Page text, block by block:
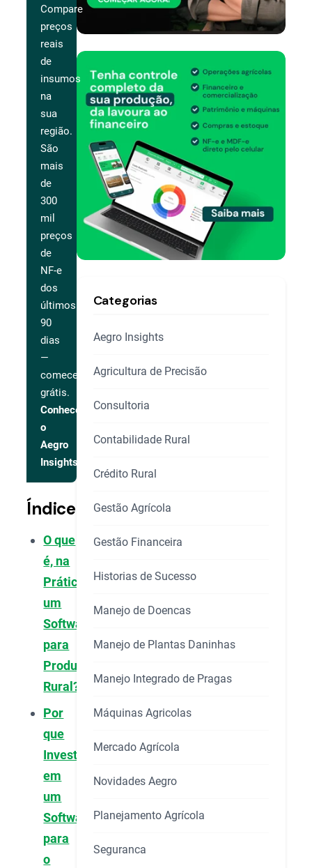
Compare
preços
reais
de
insumos
na
sua
região.
São
mais
de
300
mil
preços
de
NF-e
dos
últimos
90
dias
—
comece
grátis.
Conhecer
o
Aegro
Insights
Índice
O que
é, na
Prática,
um
Software
para
Produtor
Rural?
Por
que
Investir
em
um
Software
para
o
Categorias
Aegro Insights
Agricultura de Precisão
Consultoria
Contabilidade Rural
Crédito Rural
Gestão Agrícola
Gestão Financeira
Historias de Sucesso
Manejo de Doencas
Manejo de Plantas Daninhas
Manejo Integrado de Pragas
Máquinas Agricolas
Mercado Agrícola
Novidades Aegro
Planejamento Agrícola
Seguranca